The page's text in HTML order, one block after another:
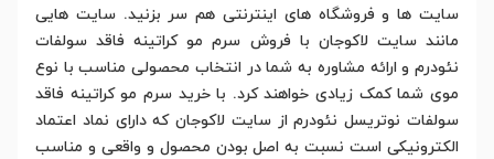
سایت ها و فروشگاه های اینترنتی هم سر بزنید. سایت هایی
مانند سایت لاکوجان با فروش سرم مو کراتینه فاقد سولفات
نئودرم و ارائه مشاوره به شما در انتخاب محصولی مناسب با نوع
موی شما کمک زیادی خواهند کرد. با خرید سرم مو کراتینه فاقد
سولفات نوتریسل نئودرم از سایت لاکوجان که دارای نماد اعتماد
الکترونیکی است نسبت به اصل بودن محصول و واقعی و مناسب